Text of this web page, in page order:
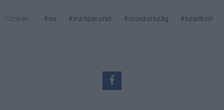
Címkék: #eu #európai unió #oroszország #szankció